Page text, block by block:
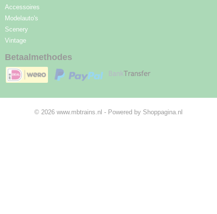
Accessoires
Modelauto's
Scenery
Vintage
Betaalmethodes
© 2026 www.mbtrains.nl - Powered by Shoppagina.nl